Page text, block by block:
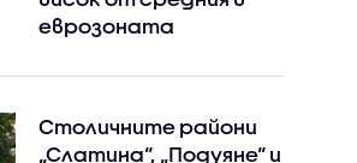
еврозоната
Столичните райони
„Слатина“, „Подуяне“ и